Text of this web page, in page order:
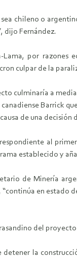
chileno o
dijo Fernández.
Lama, por
culpar de la
culminaría a
Barrick
de una
al
establecido y
de Minería
en estado
del
detener la